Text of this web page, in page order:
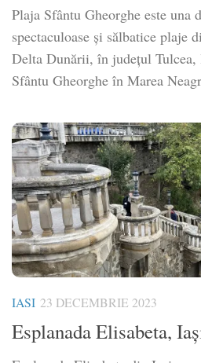
Plaja Sfântu Gheorghe este una
spectaculoase și sălbatice plaje
Delta Dunării, în județul Tulcea,
Sfântu Gheorghe în Marea
IASI 23 DECEMBRIE 2023
Esplanada Elisabeta,